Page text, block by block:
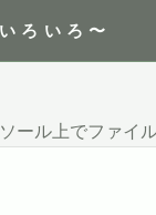
ろいろ〜
ール上でファイ